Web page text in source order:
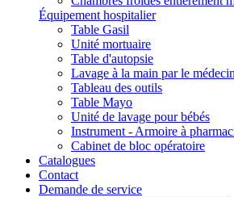
Équipement hospitalier
Table Gasil
Unité mortuaire
Table d'autopsie
Lavage à la main par le médecin
Tableau des outils
Table Mayo
Unité de lavage pour bébés
Instrument - Armoire à
Cabinet de bloc opératoire
Catalogues
Contact
Demande de service